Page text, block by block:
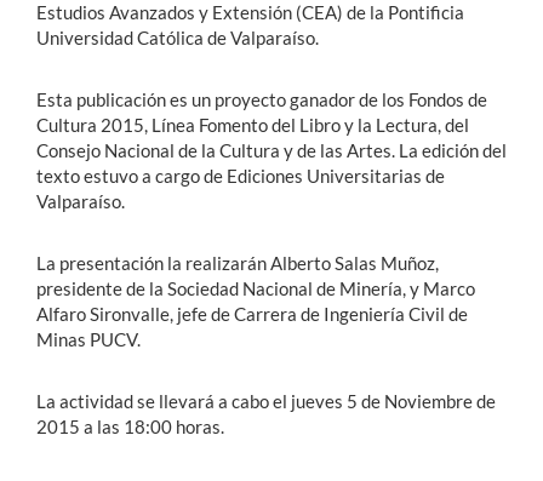
Estudios Avanzados y Extensión (CEA) de la Pontificia
Universidad Católica de Valparaíso.
Esta publicación es un proyecto ganador de los Fondos de
Cultura 2015, Línea Fomento del Libro y la Lectura, del
Consejo Nacional de la Cultura y de las Artes. La edición del
texto estuvo a cargo de Ediciones Universitarias de
Valparaíso.
La presentación la realizarán Alberto Salas Muñoz,
presidente de la Sociedad Nacional de Minería, y Marco
Alfaro Sironvalle, jefe de Carrera de Ingeniería Civil de
Minas PUCV.
La actividad se llevará a cabo el jueves 5 de Noviembre de
2015 a las 18:00 horas.